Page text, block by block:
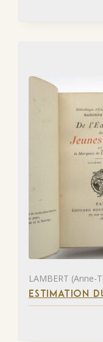
LAMBERT (Anne-
ESTIMATION